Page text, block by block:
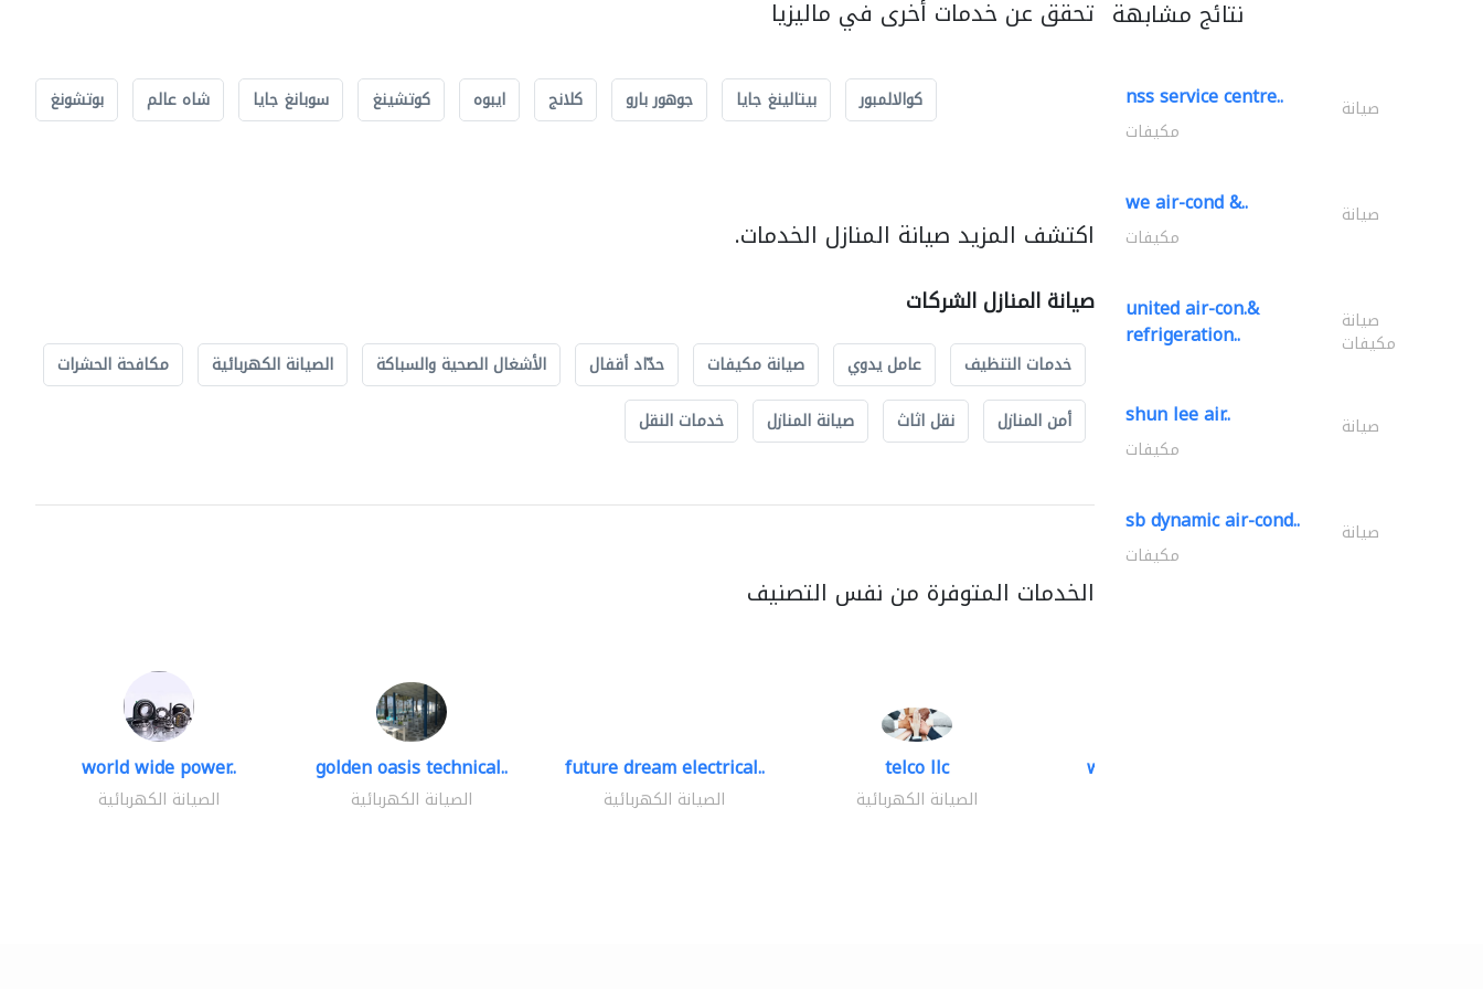
تحقق عن خدمات أخرى في ماليزيا
كوالالمبور بيتالينغ جايا جوهور بارو كلانج ايبوه كوتشينغ سوبانغ جايا شاه عالم بوتشونغ
اكتشف المزيد صيانة المنازل الخدمات.
صيانة المنازل الشركات
خدمات التنظيف عامل يدوي صيانة مكيفات حدّاد أقفال الأشغال الصحية والسباكة الصيانة الكهربائية
مكافحة الحشرات
أمن المنازل
نقل اثاث صيانة المنازل خدمات النقل
الخدمات المتوفرة من نفس التصنيف
world wide power..
الصيانة الكهربائية
golden oasis technical..
الصيانة الكهربائية
future dream electrical..
الصيانة الكهربائية
telco llc
الصيانة الكهربائية
white arch general..
نتائج مشابهة
nss service centre.. صيانة
مكيفات
we air-cond &.. صيانة
مكيفات
united air-con.&
refrigeration.. صيانة
مكيفات
shun lee air.. صيانة
مكيفات
sb dynamic air-cond.. صيانة
مكيفات